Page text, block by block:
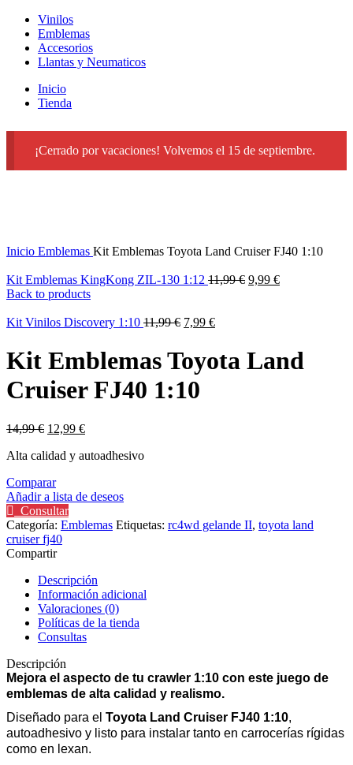
Vinilos
Emblemas
Accesorios
Llantas y Neumaticos
Inicio
Tienda
¡Cerrado por vacaciones! Volvemos el 15 de septiembre.
Inicio Emblemas Kit Emblemas Toyota Land Cruiser FJ40 1:10
Kit Emblemas KingKong ZIL-130 1:12 11,99€ 9,99 €
Back to products
Kit Vinilos Discovery 1:10 11,99€ 7,99 €
Kit Emblemas Toyota Land
Cruiser FJ40 1:10
14,99€ 12,99 €
Alta calidad y autoadhesivo
Comparar
Añadir a lista de deseos
Consultar
Categoría: Emblemas Etiquetas: rc4wd gelande II, toyota land
cruiser fj40
Compartir
Descripción
Información adicional
Valoraciones (0)
Políticas de la tienda
Consultas
Descripción
Mejora el aspecto de tu crawler 1:10 con este juego de
emblemas de alta calidad y realismo.
Diseñado para el Toyota Land Cruiser FJ40 1:10,
autoadhesivo y listo para instalar tanto en carrocerías rígidas
como en lexan.